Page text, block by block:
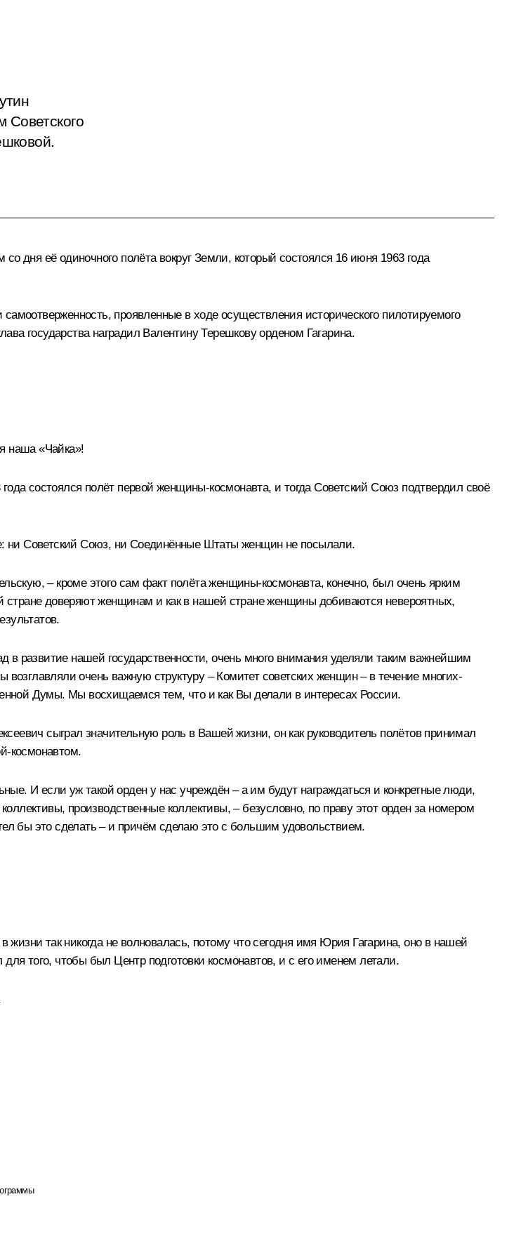
Советского
дня её одиночного полёта вокруг Земли, который состоялся 16 июня 1963 года
проявленные в ходе осуществления исторического пилотируемого
государства наградил Валентину Терешкову орденом Гагарина.
наша «Чайка»!
состоялся полёт первой женщины-космонавта, и тогда Советский Союз подтвердил своё
ни Советский Союз, ни Соединённые Штаты женщин не посылали.
– кроме этого сам факт полёта женщины-космонавта, конечно, был очень ярким
стране доверяют женщинам и как в нашей стране женщины добиваются невероятных,
развитие нашей государственности, очень много внимания уделяли таким важнейшим
очень важную структуру – Комитет советских женщин – в течение многих-
Думы. Мы восхищаемся тем, что и как Вы делали в интересах России.
сыграл значительную роль в Вашей жизни, он как руководитель полётов принимал
космонавтом.
И если уж такой орден у нас учреждён – а им будут награждаться и конкретные люди,
производственные коллективы, – безусловно, по праву этот орден за номером
бы это сделать – и причём сделаю это с большим удовольствием.
так никогда не волновалась, потому что сегодня имя Юрия Гагарина, оно в нашей
того, чтобы был Центр подготовки космонавтов, и с его именем летали.